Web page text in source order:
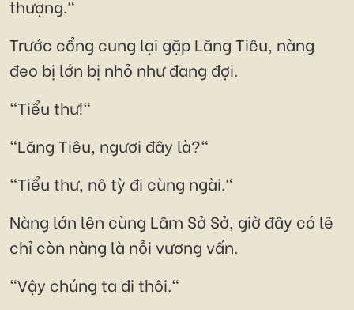
thượng."
Trước cổng cung lại gặp Lăng Tiêu, nàng
đeo bị lớn bị nhỏ như đang đợi.
"Tiểu thư!"
"Lăng Tiêu, ngươi đây là?"
"Tiểu thư, nô tỳ đi cùng ngài."
Nàng lớn lên cùng Lâm Sở Sở, giờ đây có lẽ
chỉ còn nàng là nỗi vương vấn.
"Vậy chúng ta đi thôi."